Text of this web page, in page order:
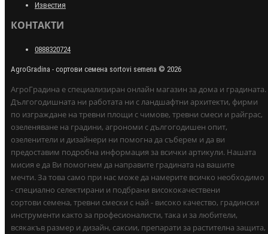
Известия
КОНТАКТИ
0888320724
AgroGradina - сортови семена sortovi semena © 2026
АгроГрадина е специализиран онлайн магазин за дома и градината.
Дългогодишната ни работата ни с ландшафтни архитекти, фирми
по изграждане на тревни площи с чимове, тревни смеси и райграс,
озеленяване на градини, агрономи с дългогодишен опит,
озеленители и дизайнери ни помогна да съберем и да ви
предоставим подробна информация за всички артикули. Нашата
мисия е да Ви помогнем да направите градината на вашите
мечти. За това само при нас може да намерите всичко необходимо
- специално селектирани и подбрани висококачествени
сортови семена, тревни смески с най - високо качество, градински
инструменти както за професионалисти, така и за любители,
всякакъв размер и дизайн, саксии, препарати за растителна защита,